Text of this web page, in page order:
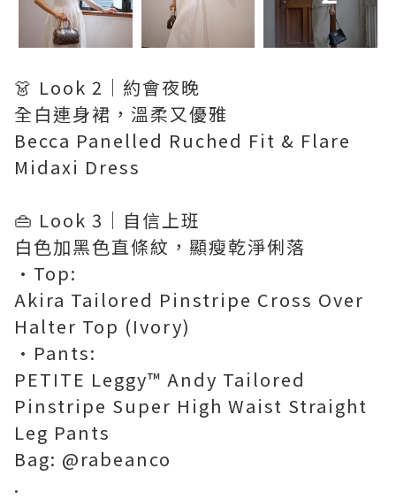
👗 Look 2｜約會夜晚
全白連身裙，溫柔又優雅
Becca Panelled Ruched Fit & Flare
Midaxi Dress
👜 Look 3｜自信上班
白色加黑色直條紋，顯瘦乾淨俐落
•Top:
Akira Tailored Pinstripe Cross Over
Halter Top (Ivory)
•Pants:
PETITE Leggy™ Andy Tailored
Pinstripe Super High Waist Straight
Leg Pants
Bag: @rabeanco
.